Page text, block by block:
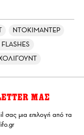
ΝΤΟΚΙΜΑΝΤΕΡ
ΜΑΣ
σας μια επιλογή από τα